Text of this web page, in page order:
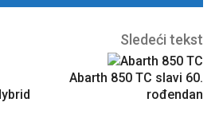
Sledeći tekst
Abarth 850 TC slavi 60.
rođendan